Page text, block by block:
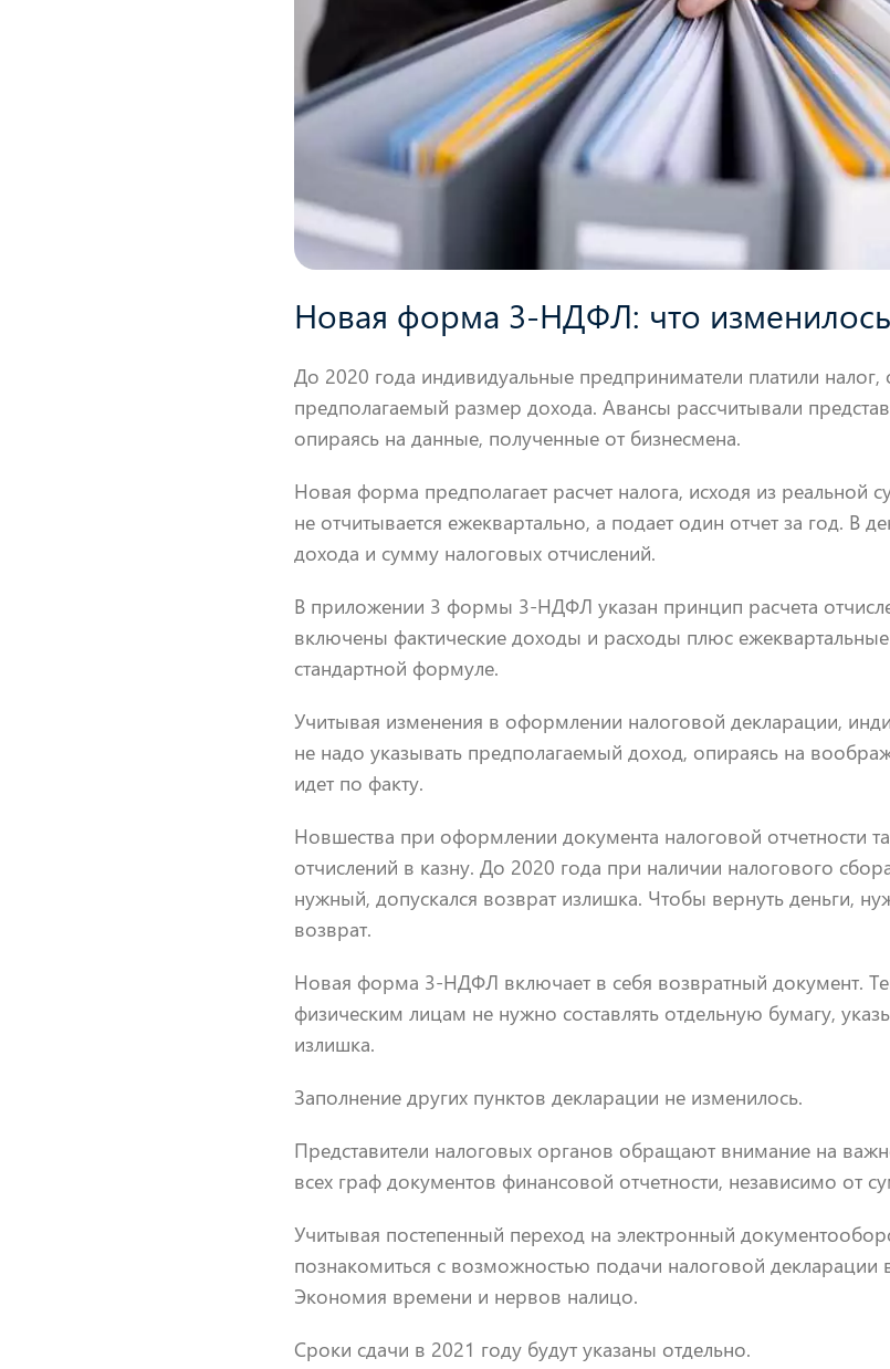
Новая форма 3-НДФЛ: что изменилось
До 2020 года индивидуальные предприниматели платили налог,
предполагаемый размер дохода. Авансы рассчитывали
опираясь на данные, полученные от бизнесмена.
Новая форма предполагает расчет налога, исходя из
не отчитывается ежеквартально, а подает один отчет за год. В
дохода и сумму налоговых отчислений.
В приложении 3 формы 3-НДФЛ указан принцип расчета
включены фактические доходы и расходы плюс
стандартной формуле.
Учитывая изменения в оформлении налоговой декларации,
не надо указывать предполагаемый доход, опираясь на
идет по факту.
Новшества при оформлении документа налоговой отчетности
отчислений в казну. До 2020 года при наличии налогового
нужный, допускался возврат излишка. Чтобы вернуть деньги,
возврат.
Новая форма 3-НДФЛ включает в себя возвратный документ.
физическим лицам не нужно составлять отдельную бумагу,
излишка.
Заполнение других пунктов декларации не изменилось.
Представители налоговых органов обращают внимание на
всех граф документов финансовой отчетности, независимо от
Учитывая постепенный переход на электронный
познакомиться с возможностью подачи налоговой
Экономия времени и нервов налицо.
Сроки сдачи в 2021 году будут указаны отдельно.